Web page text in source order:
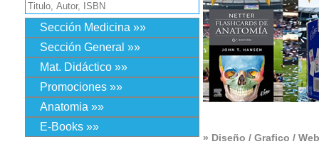
Sección Medicina »»
Sección General »»
Mat. Didáctico »»
Promociones »»
Anatomia »»
E-Books »»
» Diseño / Grafico / Web